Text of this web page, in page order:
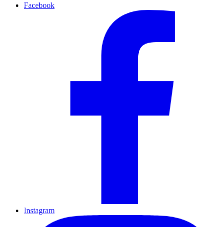
Facebook
Instagram